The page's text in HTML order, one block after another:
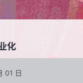
化
01 日